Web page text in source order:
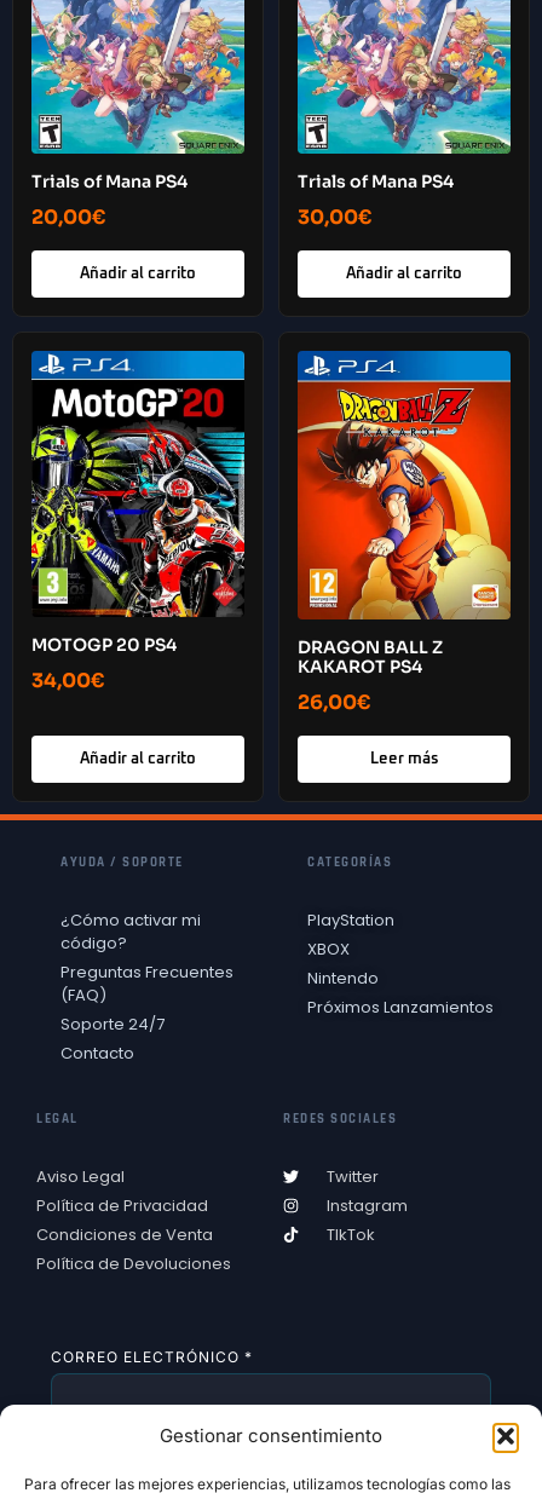
Gestionar consentimiento
Para ofrecer las mejores experiencias, utilizamos tecnologías como las
Trials of Mana PS4
20,00€
Añadir al carrito
Trials of Mana PS4
30,00€
Añadir al carrito
MOTOGP 20 PS4
34,00€
Añadir al carrito
DRAGON BALL Z
KAKAROT PS4
26,00€
Leer más
AYUDA / SOPORTE
¿Cómo activar mi
código?
Preguntas Frecuentes
(FAQ)
Soporte 24/7
Contacto
CATEGORÍAS
PlayStation
XBOX
Nintendo
Próximos Lanzamientos
LEGAL
Aviso Legal
Política de Privacidad
Condiciones de Venta
Política de Devoluciones
REDES SOCIALES
Twitter
Instagram
TIkTok
CORREO ELECTRÓNICO *